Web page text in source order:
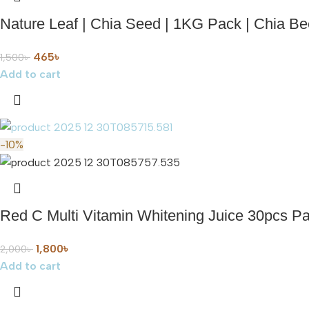
Nature Leaf | Chia Seed | 1KG Pack | Chia
1,500৳ 465৳
Add to cart
-10%
Red C Multi Vitamin Whitening Juice 30pcs
2,000৳ 1,800৳
Add to cart